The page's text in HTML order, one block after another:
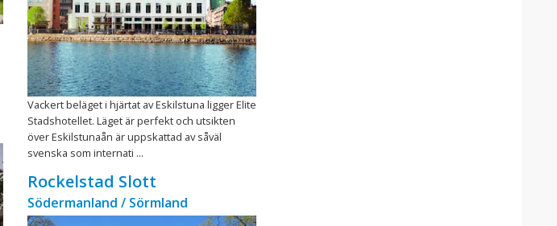
Vackert beläget i hjärtat av Eskilstuna ligger Elite
Stadshotellet. Läget är perfekt och utsikten
över Eskilstunaån är uppskattad av såväl
svenska som internati ...
Rockelstad Slott
Södermanland / Sörmland